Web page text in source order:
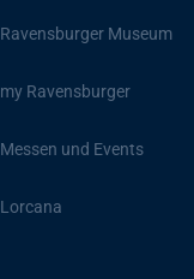
Ravensburger Museum
my Ravensburger
Messen und Events
Lorcana